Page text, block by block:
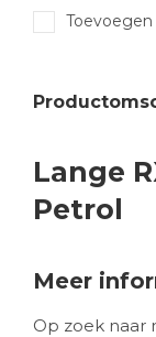
Lange
Petrol
Meer
Op zoek naar